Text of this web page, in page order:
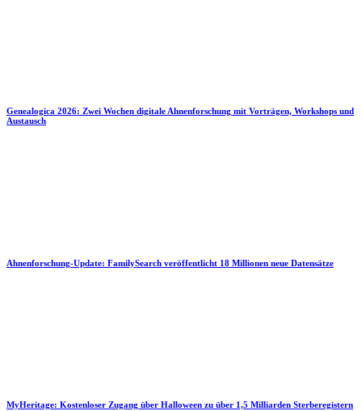
Genealogica 2026: Zwei Wochen digitale Ahnenforschung mit Vorträgen, Workshops und
Austausch
Ahnenforschung-Update: FamilySearch veröffentlicht 18 Millionen neue Datensätze
MyHeritage: Kostenloser Zugang über Halloween zu über 1,5 Milliarden Sterberegistern